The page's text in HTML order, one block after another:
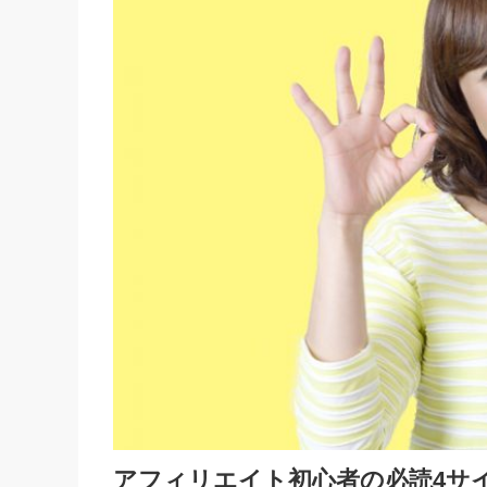
アフィリエイト初心者の必読4サ